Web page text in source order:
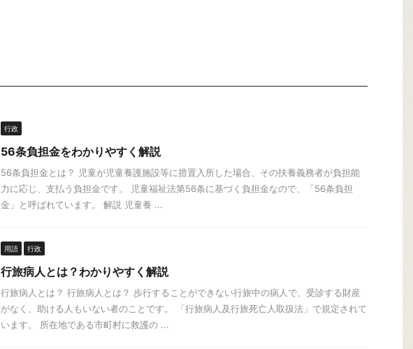
行政
56条負担金をわかりやすく解説
56条負担金とは？ 児童が児童養護施設等に措置入所した場合、その扶養義務者が負担能
力に応じ、支払う負担金です。 児童福祉法第56条に基づく負担金なので、「56条負担
金」と呼ばれています。 解説 児童養 ...
用語 行政
行旅病人とは？わかりやすく解説
行旅病人とは？ 行旅病人とは？ 歩行することができない行旅中の病人で、受診する財産
がなく、助ける人もいない者のことです。 「行旅病人及行旅死亡人取扱法」で規定されて
います。 所在地である市町村に救護の ...